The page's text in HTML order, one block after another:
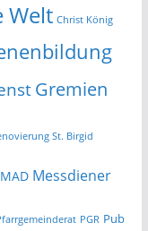
Welt Christ König
Gremien
St. Birgid
MAD Messdiener
PGR Pub